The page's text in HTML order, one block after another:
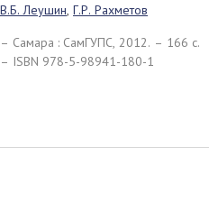
В.Б. Леушин, Г.Р. Рахметов
– Самара : СамГУПС, 2012. – 166 c.
– ISBN 978-5-98941-180-1